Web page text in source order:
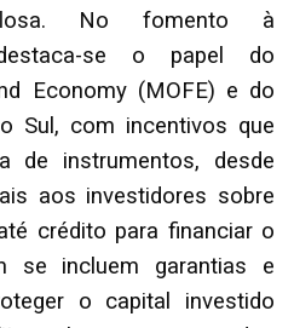
No fomento à
destaca-se o papel do
Economy (MOFE) e do
Sul, com incentivos que
de instrumentos, desde
aos investidores sobre
crédito para financiar o
se incluem garantias e
o capital investido